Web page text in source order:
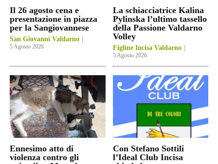
Il 26 agosto cena e
presentazione in piazza
per la Sangiovannese
San Giovanni Valdarno
5 Agosto 2026
La schiacciatrice Kalina
Pylinska l’ultimo tassello
della Passione Valdarno
Volley
Figline Incisa Valdarno
5 Agosto 2026
Ennesimo atto di
violenza contro gli
Con Stefano Sottili
l’Ideal Club Incisa